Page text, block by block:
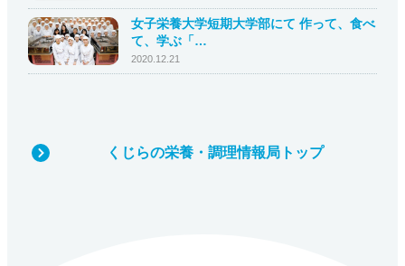
女子栄養大学短期大学部にて 作って、食べ
て、学ぶ「…
2020.12.21
くじらの栄養・調理情報局トップ